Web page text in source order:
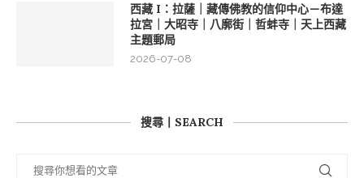
西藏 I：拉薩｜藏傳佛教的信仰中心－布達
拉宮｜大昭寺｜八廓街｜哲蚌寺｜天上西藏
主題郵局
2026-07-08
搜尋丨SEARCH